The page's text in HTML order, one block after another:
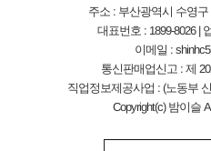
주소 : 부산광역시 수영
대표번호 : 1899-8026 |
이메일 :
통신판매업신고 : 제
직업정보제공사업 : (노동부
Copyright(c) 밤이슬